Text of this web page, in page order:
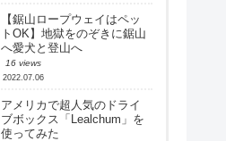
【鋸山ロープウェイはペッ
トOK】地獄をのぞきに鋸山
へ愛犬と登山へ
16 views
2022.07.06
アメリカで超人気のドライ
ブボックス「Lealchum」を
使ってみた